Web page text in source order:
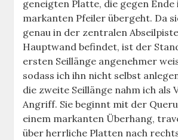
geneigten Platte, die gegen Ende
markanten Pfeiler übergeht. Da
genau in der zentralen
Hauptwand befindet, ist der
ersten Seillänge angenehmer
sodass ich ihn nicht selbst
die zweite Seillänge nahm ich als
Angriff. Sie beginnt mit der
einem markanten Überhang,
über herrliche Platten nach